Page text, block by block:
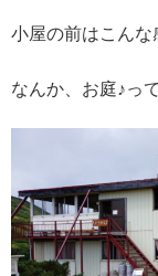
小屋の前はこんな
なんか、お庭♪っ